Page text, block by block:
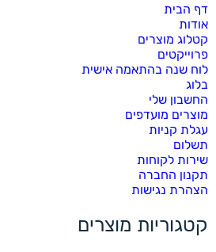
דף הבית
אודות
קטלוג מוצרים
פרוייקטים
לוח שנה בהתאמה אישית
בלוג
החשבון שלי
מוצרים מועדפים
עגלת קניות
תשלום
שירות לקוחות
תקנון החברה
הצהרת נגישות
קטגוריות מוצרים